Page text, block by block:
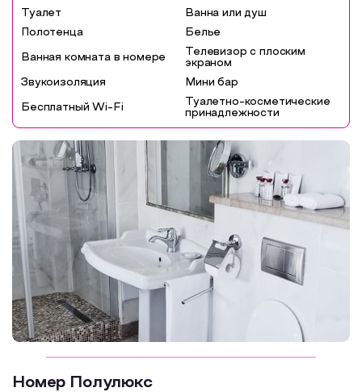
Туалет
Ванна или душ
Полотенца
Белье
Ванная комната в номере
Телевизор с плоским
экраном
Звукоизоляция
Мини бар
Бесплатный Wi-Fi
Туалетно-косметические
принадлежности
Номер Полулюкс